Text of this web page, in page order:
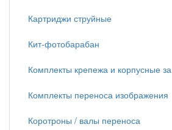
Картриджи струйные
Кит-фотобарабан
Комплекты крепежа и корпусные за
Комплекты переноса изображения
Коротроны / валы переноса